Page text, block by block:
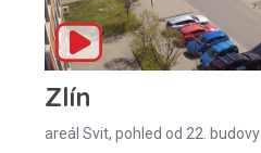
Zlín
areál Svit, pohled od 22. budovy